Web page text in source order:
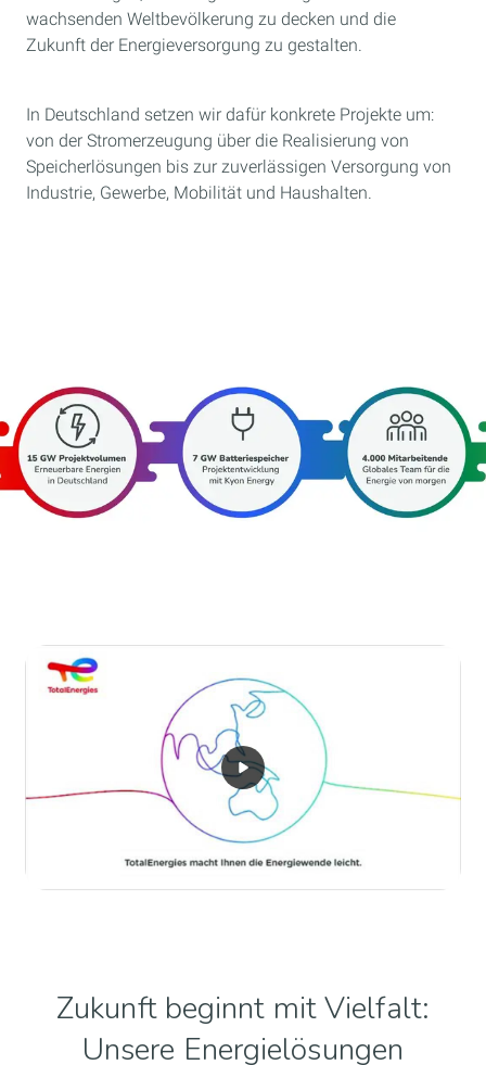
wachsenden Weltbevölkerung zu decken und die
Zukunft der Energieversorgung zu gestalten.
In Deutschland setzen wir dafür konkrete Projekte um:
von der Stromerzeugung über die Realisierung von
Speicherlösungen bis zur zuverlässigen Versorgung von
Industrie, Gewerbe, Mobilität und Haushalten.
Zukunft beginnt mit Vielfalt:
Unsere Energielösungen